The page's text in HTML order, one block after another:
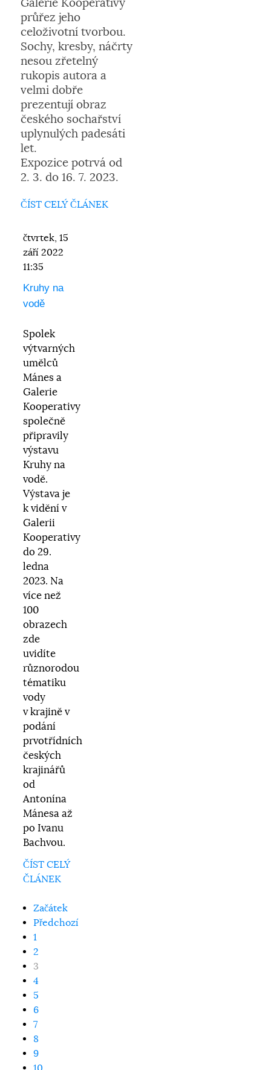
Galerie Kooperativy
průřez jeho
celoživotní tvorbou.
Sochy, kresby, náčrty
nesou zřetelný
rukopis autora a
velmi dobře
prezentují obraz
českého sochařství
uplynulých padesáti
let.
Expozice potrvá od
2. 3. do 16. 7. 2023.
ČÍST CELÝ ČLÁNEK
čtvrtek, 15
září 2022
11:35
Kruhy na
vodě
Spolek
výtvarných
umělců
Mánes a
Galerie
Kooperativy
společně
připravily
výstavu
Kruhy na
vodě.
Výstava je
k vidění v
Galerii
Kooperativy
do 29.
ledna
2023. Na
více než
100
obrazech
zde
uvidíte
různorodou
tématiku
vody
v krajině v
podání
prvotřídních
českých
krajinářů
od
Antonína
Mánesa až
po Ivanu
Bachvou.
ČÍST CELÝ
ČLÁNEK
Začátek
Předchozí
1
2
3
4
5
6
7
8
9